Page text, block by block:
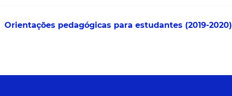
Orientações pedagógicas para estudantes (2019-2020)